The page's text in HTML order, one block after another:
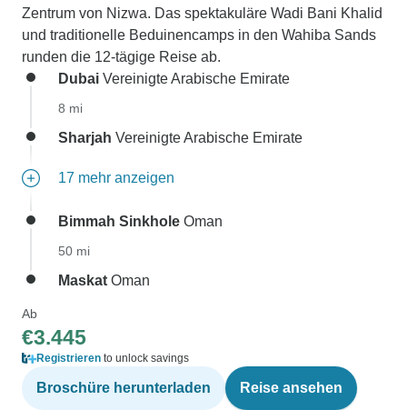
Zentrum von Nizwa. Das spektakuläre Wadi Bani Khalid
und traditionelle Beduinencamps in den Wahiba Sands
runden die 12-tägige Reise ab.
Dubai Vereinigte Arabische Emirate
8 mi
Sharjah Vereinigte Arabische Emirate
17 mehr anzeigen
Bimmah Sinkhole Oman
50 mi
Maskat Oman
Ab
€3.445
Registrieren to unlock savings
Broschüre herunterladen Reise ansehen